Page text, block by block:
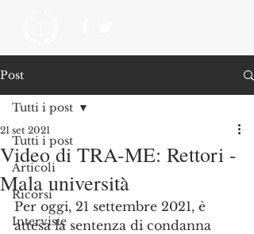
Post
Tutti i post
Articoli
Ricorsi
Interviste
Tutti i post
Video di TRA-ME: Rettori -
Mala università
21 set 2021
Per oggi, 21 settembre 2021, è
attesa la sentenza di condanna